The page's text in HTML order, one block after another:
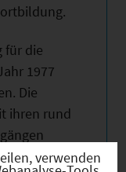
für die
1977
Die
ihren rund
verwenden